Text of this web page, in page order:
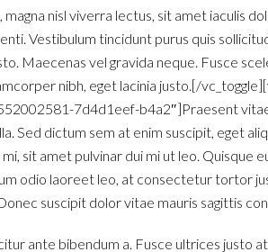
nisl viverra lectus, sit amet iaculis
Vestibulum tincidunt purus quis
Maecenas vel gravida neque. Fusce
nibh, eget lacinia justo.[/
7d4d1eef-b4a2″]Praesent
Sed dictum sem at enim suscipit, eget
sit amet pulvinar dui mi ut leo. Quisque
odio laoreet leo, at consectetur tortor
suscipit dolor vitae mauris sagittis
ante bibendum a. Fusce ultrices justo